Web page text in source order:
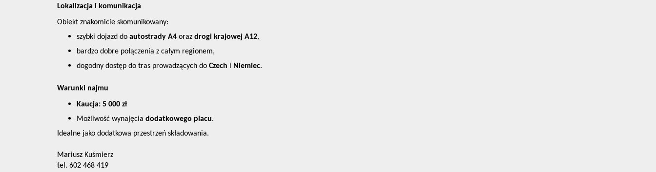
Lokalizacja i komunikacja
Obiekt znakomicie skomunikowany:
szybki dojazd do autostrady A4 oraz drogi krajowej A12,
bardzo dobre połączenia z całym regionem,
dogodny dostęp do tras prowadzących do Czech i Niemiec.
Warunki najmu
Kaucja: 5 000 zł
Możliwość wynajęcia dodatkowego placu.
Idealne jako dodatkowa przestrzeń składowania.
​​​​​​​Mariusz Kuśmierz
tel. 602 468 419